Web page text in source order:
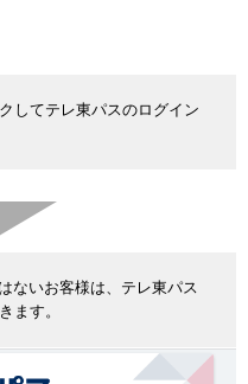
してテレ東パスのログイン
ないお客様は、テレ東パス
ます。